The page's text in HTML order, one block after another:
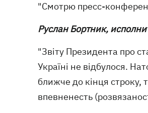
"Смотрю пресс-
Руслан Бортник,
"Звіту Президента про
Україні не відбулося.
ближче до кінця строку,
впевненесть